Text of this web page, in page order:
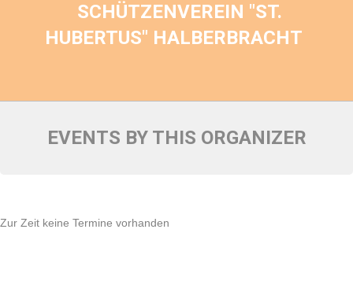
SCHÜTZENVEREIN "ST.
HUBERTUS" HALBERBRACHT
EVENTS BY THIS ORGANIZER
Zur Zeit keine Termine vorhanden